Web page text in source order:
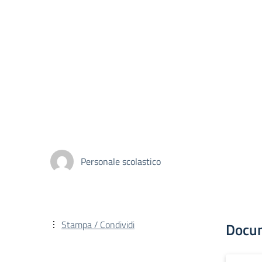
Personale scolastico
Stampa / Condividi